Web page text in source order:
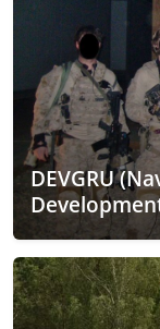
DEVGRU